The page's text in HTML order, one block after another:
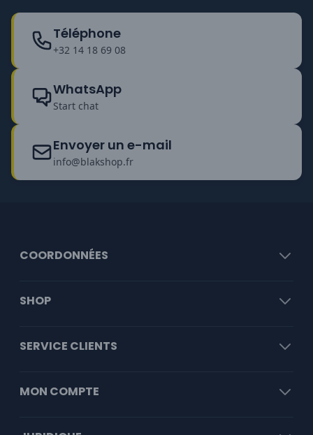
Téléphone
+32 14 18 69 08
WhatsApp
Start chat
Envoyer un e-mail
info@blakshop.fr
COORDONNÉES
SHOP
SERVICE CLIENTS
MON COMPTE